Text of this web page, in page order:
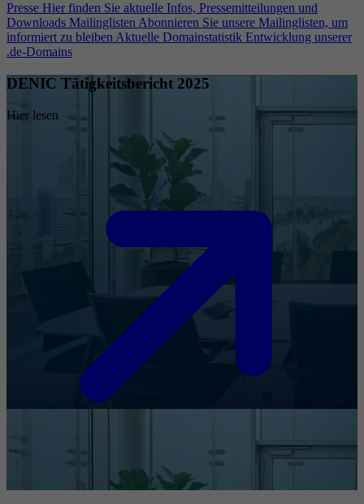
Presse Hier finden Sie aktuelle Infos, Pressemitteilungen und
Downloads Mailinglisten Abonnieren Sie unsere Mailinglisten, um
informiert zu bleiben Aktuelle Domainstatistik Entwicklung unserer
.de-Domains
DENIC Tätigkeitsbericht 2025
Hier lesen